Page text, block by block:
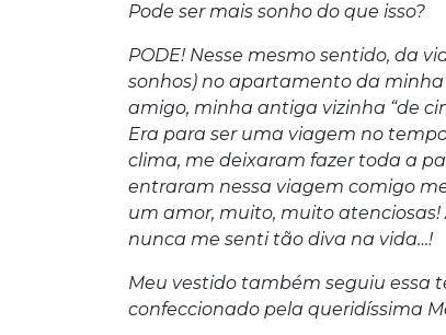
Pode ser mais sonho do que isso?
PODE! Nesse mesmo sentido, da
sonhos) no apartamento da
amigo, minha antiga vizinha “de
Era para ser uma viagem no
clima, me deixaram fazer toda a
entraram nessa viagem comigo
um amor, muito, muito
nunca me senti tão diva na vida…!
Meu vestido também seguiu essa
confeccionado pela queridíssima